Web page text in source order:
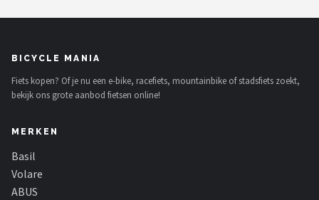
BICYCLE MANIA
Fiets kopen? Of je nu een e-bike, racefiets, mountainbike of stadsfiets zoekt,
bekijk ons grote aanbod fietsen online!
MERKEN
Basil
Volare
ABUS